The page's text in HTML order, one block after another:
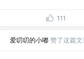
111
爱叨叨的小嘟 赞了这篇文